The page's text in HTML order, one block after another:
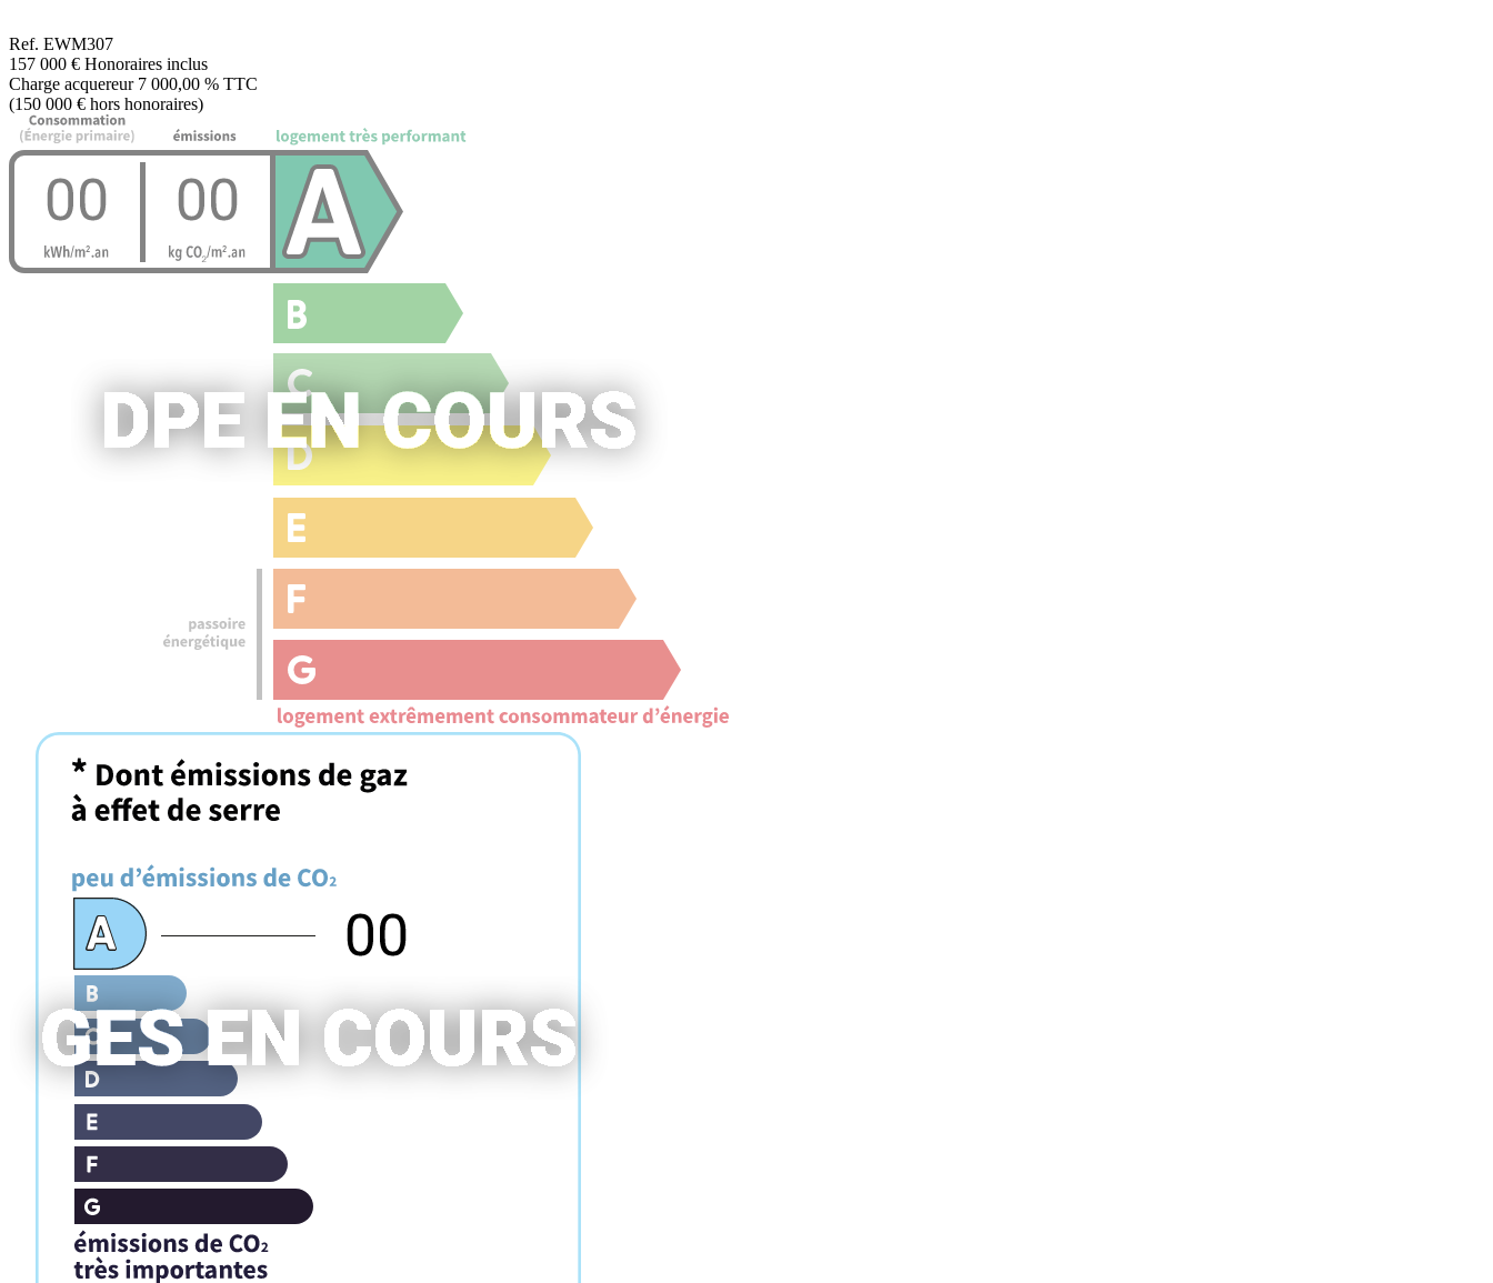
Ref. EWM307
157 000 € Honoraires inclus
Charge acquereur 7 000,00 % TTC
(150 000 € hors honoraires)